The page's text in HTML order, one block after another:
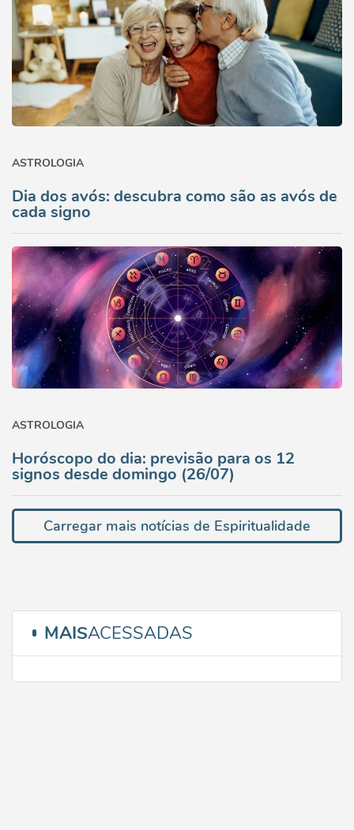
ASTROLOGIA
Dia dos avós: descubra como são as avós de
cada signo
ASTROLOGIA
Horóscopo do dia: previsão para os 12
signos desde domingo (26/07)
Carregar mais notícias de Espiritualidade
MAISACESSADAS